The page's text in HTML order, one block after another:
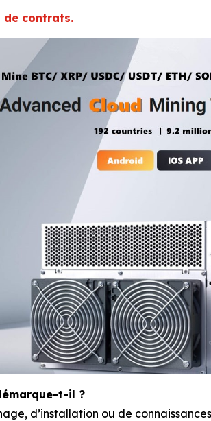
de contrats.
t-il ?
d’installation ou de